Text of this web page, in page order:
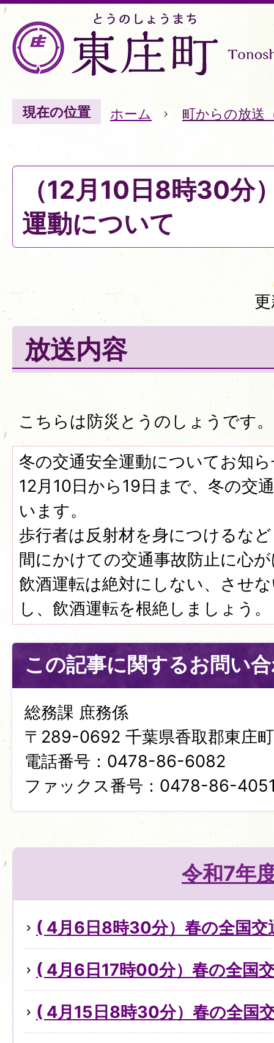
現在の位置 ホーム 町からの放送
（12月10日8時30分
運動について
放送内容
こちらは防災とうのしょうです。
冬の交通安全運動についてお知
12月10日から19日まで、冬の交
います。
歩行者は反射材を身につけるな
間にかけての交通事故防止に心
飲酒運転は絶対にしない、させ
し、飲酒運転を根絶しましょう。
この記事に関するお問い
総務課 庶務係
〒289-0692 千葉県香取郡東庄
電話番号：0478-86-6082
ファックス番号：0478-86-
令和7年
( 4月6日8時30分）春の全国交
( 4月6日17時00分）春の全国
( 4月15日8時30分）春の全国